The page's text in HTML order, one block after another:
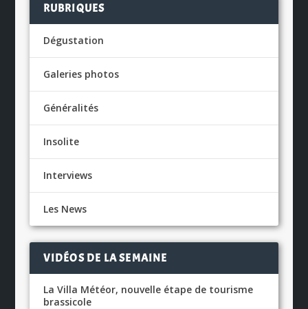
RUBRIQUES
Dégustation
Galeries photos
Généralités
Insolite
Interviews
Les News
VIDÉOS DE LA SEMAINE
La Villa Météor, nouvelle étape de tourisme
brassicole